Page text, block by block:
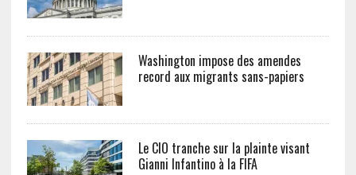
Washington impose des amendes
record aux migrants sans-papiers
Le CIO tranche sur la plainte visant
Gianni Infantino à la FIFA